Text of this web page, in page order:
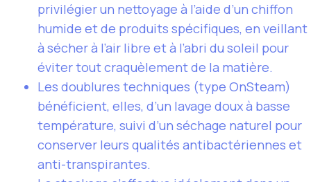
privilégier un nettoyage à l’aide d’un chiffon
humide et de produits spécifiques, en veillant
à sécher à l’air libre et à l’abri du soleil pour
éviter tout craquèlement de la matière.
Les doublures techniques (type OnSteam)
bénéficient, elles, d’un lavage doux à basse
température, suivi d’un séchage naturel pour
conserver leurs qualités antibactériennes et
anti-transpirantes.